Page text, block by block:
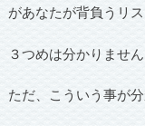
があなたが背負うリス
３つめは分かりません
ただ、こういう事が